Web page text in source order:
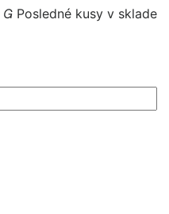
 Posledné kusy v sklade